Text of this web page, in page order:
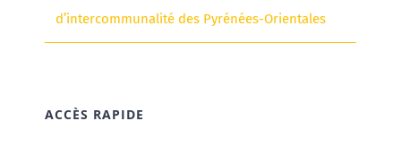
d’intercommunalité des Pyrénées-Orientales
ACCÈS RAPIDE